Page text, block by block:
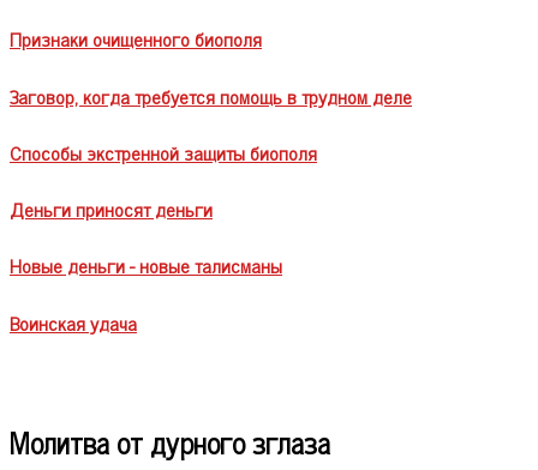
Признаки очищенного биополя
Заговор, когда требуется помощь в трудном деле
Способы экстренной защиты биополя
Деньги приносят деньги
Новые деньги - новые талисманы
Воинская удача
Молитва от дурного зглаза